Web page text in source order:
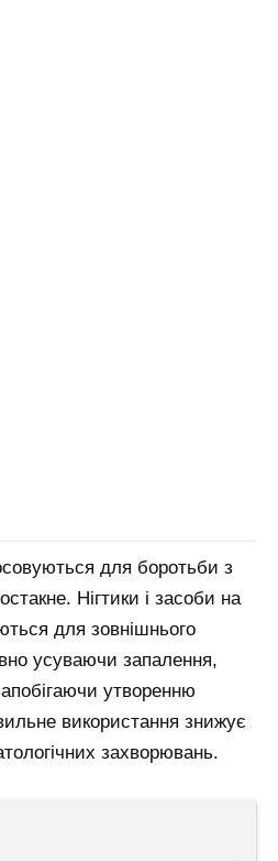
для боротьби з
Нігтики і засоби на
для зовнішнього
усуваючи запалення,
утворенню
використання знижує
захворювань.